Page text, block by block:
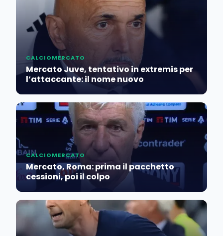
CALCIOMERCATO
Mercato Juve, tentativo in extremis per
l’attaccante: il nome nuovo
CALCIOMERCATO
Mercato, Roma: prima il pacchetto
cessioni, poi il colpo